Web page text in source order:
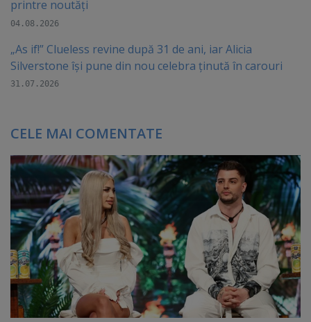
printre noutăți
04.08.2026
„As if!” Clueless revine după 31 de ani, iar Alicia
Silverstone își pune din nou celebra ținută în carouri
31.07.2026
CELE MAI COMENTATE